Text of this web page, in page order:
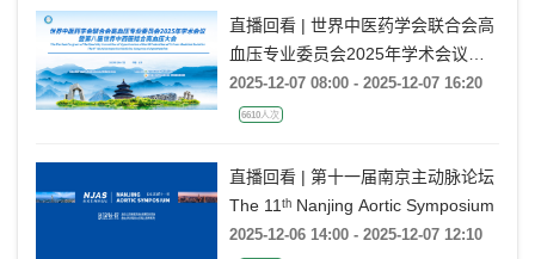
直播回看 | 世界中医药学会联合会高
血压专业委员会2025年学术会议暨
第八届世界中西医结合高血压大会
2025-12-07 08:00 - 2025-12-07 16:20
6610人次
直播回看 | 第十一届南京主动脉论坛
The 11ᵗʰ Nanjing Aortic Symposium
2025-12-06 14:00 - 2025-12-07 12:10